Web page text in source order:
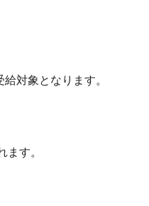
対象となります。
ます。